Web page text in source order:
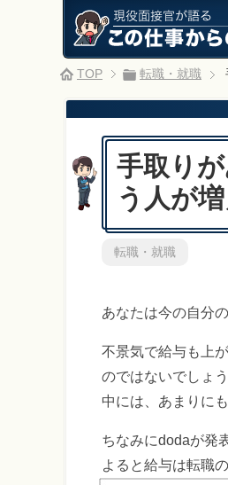
TOP 転職・就職
手取り
う人が
転職・就職
あなたは今の自分
不景気で給与も上
のではないでしょう
中には、あまりに
ちなみにdodaが発
よると給与は転職